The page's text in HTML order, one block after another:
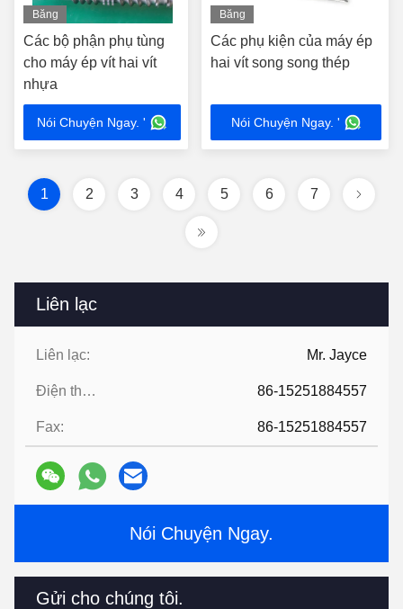
Liên lạc
Liên lạc: Mr. Jayce
Điện thoại: 86-15251884557
Fax: 86-15251884557
Nói Chuyện Ngay.
Gửi cho chúng tôi.
Băng
hình
Các bộ phận phụ tùng
cho máy ép vít hai vít
nhựa
Nói Chuyện Ngay. '
Băng
hình
Các phụ kiện của máy ép
hai vít song song thép
Nói Chuyện Ngay. '
1 2 3 4 5 6 7